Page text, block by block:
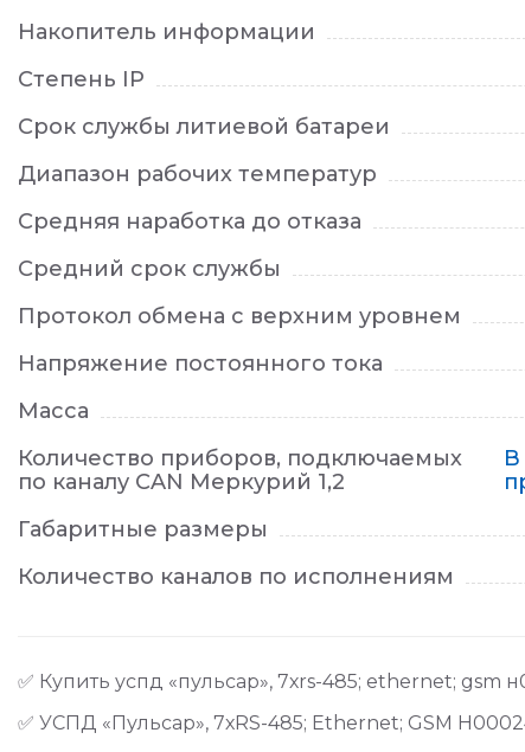
Накопитель информации
Степень IP
Срок службы литиевой батареи
Диапазон рабочих температур
Средняя наработка до отказа
Средний срок службы
Протокол обмена с верхним уровнем
Напряжение постоянного тока
Масса
Количество приборов, подключаемых
по каналу CAN Меркурий 1,2
В
Габаритные размеры
Количество каналов по исполнениям
✅ Купить успд «пульсар», 7хrs-485; ethernet;
✅ УСПД «Пульсар», 7хRS-485; Ethernet; GSM